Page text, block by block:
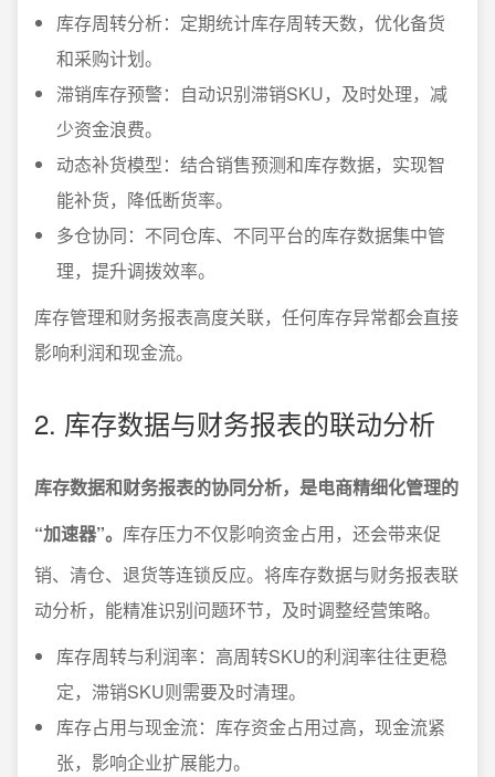
库存周转分析：定期统计库存周转天数，优化备货
和采购计划。
滞销库存预警：自动识别滞销SKU，及时处理，减
少资金浪费。
动态补货模型：结合销售预测和库存数据，实现智
能补货，降低断货率。
多仓协同：不同仓库、不同平台的库存数据集中管
理，提升调拨效率。
库存管理和财务报表高度关联，任何库存异常都会直接
影响利润和现金流。
2. 库存数据与财务报表的联动分析
库存数据和财务报表的协同分析，是电商精细化管理的
“加速器”。 库存压力不仅影响资金占用，还会带来促
销、清仓、退货等连锁反应。将库存数据与财务报表联
动分析，能精准识别问题环节，及时调整经营策略。
库存周转与利润率：高周转SKU的利润率往往更稳
定，滞销SKU则需要及时清理。
库存占用与现金流：库存资金占用过高，现金流紧
张，影响企业扩展能力。